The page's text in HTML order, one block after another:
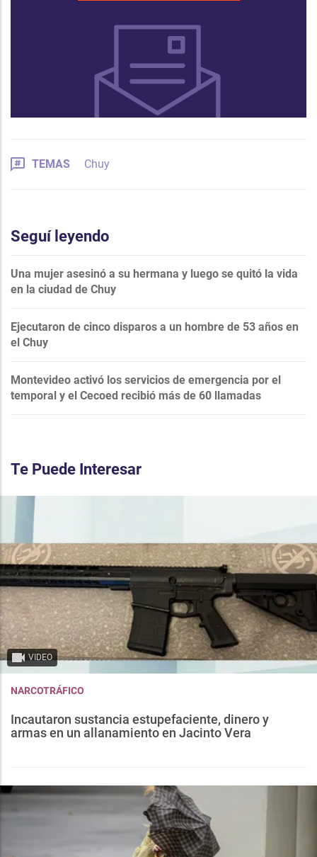
TEMAS Chuy
Seguí leyendo
Una mujer asesinó a su hermana y luego se quitó la vida
en la ciudad de Chuy
Ejecutaron de cinco disparos a un hombre de 53 años en
el Chuy
Montevideo activó los servicios de emergencia por el
temporal y el Cecoed recibió más de 60 llamadas
Te Puede Interesar
VIDEO
NARCOTRÁFICO
Incautaron sustancia estupefaciente, dinero y
armas en un allanamiento en Jacinto Vera